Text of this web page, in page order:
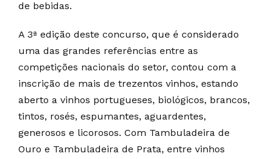
de bebidas.
A 3ª edição deste concurso, que é considerado
uma das grandes referências entre as
competições nacionais do setor, contou com a
inscrição de mais de trezentos vinhos, estando
aberto a vinhos portugueses, biológicos, brancos,
tintos, rosés, espumantes, aguardentes,
generosos e licorosos. Com Tambuladeira de
Ouro e Tambuladeira de Prata, entre vinhos